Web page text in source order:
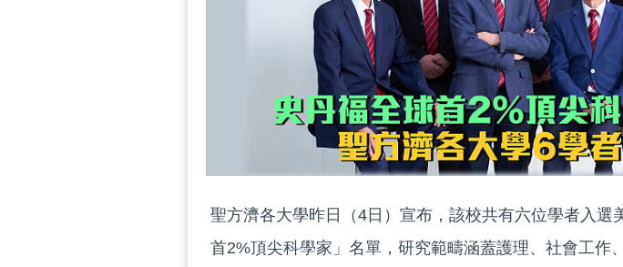
聖方濟各大學昨日（4日）宣布，該校共有六位學者入選
首2%頂尖科學家」名單，研究範疇涵蓋護理、社會工作